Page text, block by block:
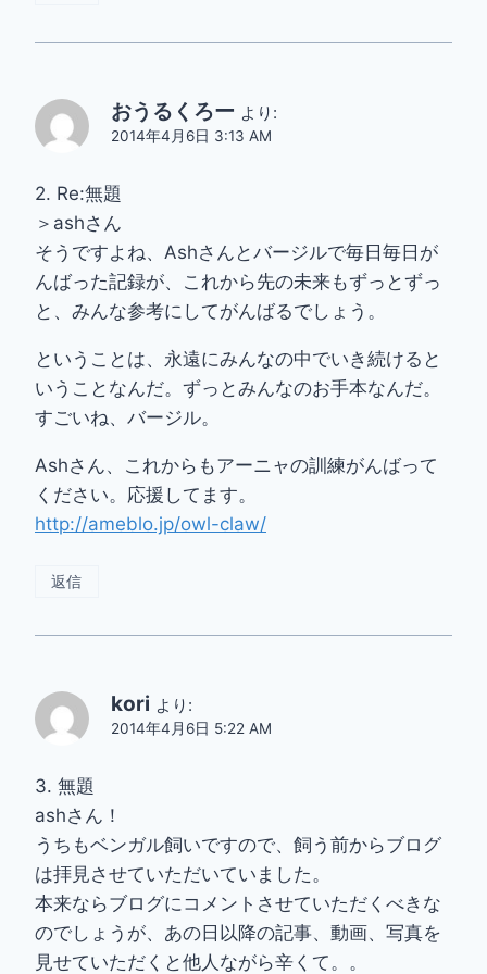
おうるくろー より:
2014年4月6日 3:13 AM
2. Re:無題
＞ashさん
そうですよね、Ashさんとバージルで毎日毎日が
んばった記録が、これから先の未来もずっとずっ
と、みんな参考にしてがんばるでしょう。
ということは、永遠にみんなの中でいき続けると
いうことなんだ。ずっとみんなのお手本なんだ。
すごいね、バージル。
Ashさん、これからもアーニャの訓練がんばって
ください。応援してます。
http://ameblo.jp/owl-claw/
返信
kori より:
2014年4月6日 5:22 AM
3. 無題
ashさん！
うちもベンガル飼いですので、飼う前からブログ
は拝見させていただいていました。
本来ならブログにコメントさせていただくべきな
のでしょうが、あの日以降の記事、動画、写真を
見せていただくと他人ながら辛くて。。